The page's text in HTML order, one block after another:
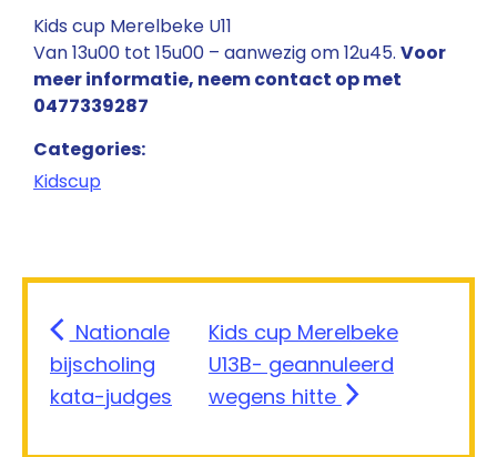
Kids cup Merelbeke U11
Van 13u00 tot 15u00 – aanwezig om 12u45. Voor
meer informatie, neem contact op met
0477339287
Categories:
Kidscup
Nationale
bijscholing
kata-judges
Kids cup Merelbeke
U13B- geannuleerd
wegens hitte